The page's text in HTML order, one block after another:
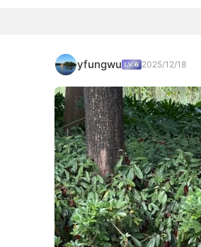
yfungwu 2025/12/18